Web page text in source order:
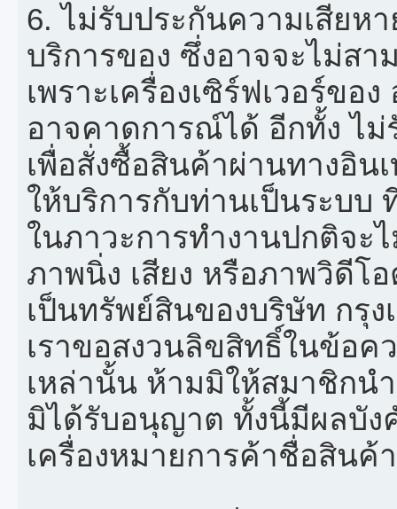
6. ไม่รับประกันความเสียห
บริการของ ซึ่งอาจจะไม่สา
เพราะเครื่องเซิร์ฟเวอร์ข
อาจคาดการณ์ได้ อีกทั้ง ไม่
เพื่อสั่งซื้อสินค้าผ่านทางอิน
ให้บริการกับท่านเป็นระบบ
ในภาวะการทำงานปกติจะ
ภาพนิ่ง เสียง หรือภาพวิดีโ
เป็นทรัพย์สินของบริษัท กรุ
เราขอสงวนลิขสิทธิ์ในข้อค
เหล่านั้น ห้ามมิให้สมาชิกน
มิได้รับอนุญาต ทั้งนี้มีผลบัง
เครื่องหมายการค้าชื่อสินค้